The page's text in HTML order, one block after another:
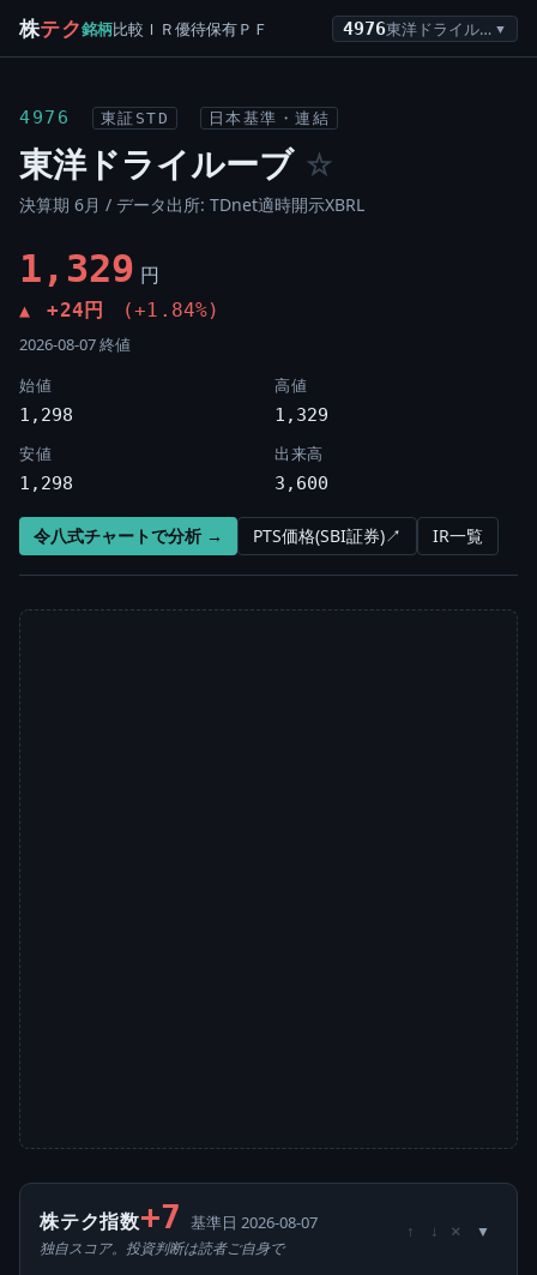
株テク銘柄比較 ＩＲ優待保有ＰＦ 4976 東洋ドライルーブ ▼
4976 東証STD 日本基準・連結
東洋ドライルーブ ☆
決算期 6月 / データ出所: TDnet適時開示XBRL
1,329 円
▲ +24円 (+1.84%)
2026-08-07 終値
始値
1,298
高値
1,329
安値
1,298
出来高
3,600
令八式チャートで分析 → PTS価格(SBI証券)↗ IR一覧
株テク指数+7 基準日 2026-08-07
独自スコア。投資判断は読者ご自身で
↑ ↓ ×